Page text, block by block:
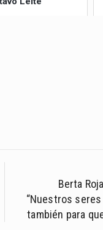
Berta
“Nuestros
también para